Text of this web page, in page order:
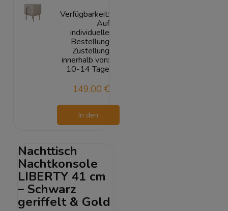
Verfügbarkeit:
Auf
individuelle
Bestellung
Zustellung
innerhalb von:
10-14 Tage
149,00 €
In den
Nachttisch
Nachtkonsole
LIBERTY 41 cm
– Schwarz
geriffelt & Gold